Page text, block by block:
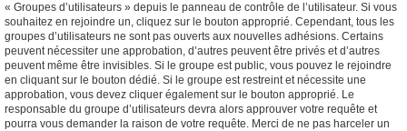
« Groupes d’utilisateurs » depuis le panneau de contrôle de l’utilisateur. Si vous
souhaitez en rejoindre un, cliquez sur le bouton approprié. Cependant, tous les
groupes d’utilisateurs ne sont pas ouverts aux nouvelles adhésions. Certains
peuvent nécessiter une approbation, d’autres peuvent être privés et d’autres
peuvent même être invisibles. Si le groupe est public, vous pouvez le rejoindre
en cliquant sur le bouton dédié. Si le groupe est restreint et nécessite une
approbation, vous devez cliquer également sur le bouton approprié. Le
responsable du groupe d’utilisateurs devra alors approuver votre requête et
pourra vous demander la raison de votre requête. Merci de ne pas harceler un